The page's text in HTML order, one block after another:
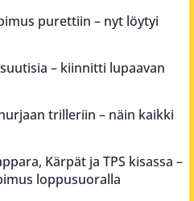
purettiin – nyt löytyi
– kiinnitti lupaavan
trilleriin – näin kaikki
Kärpät ja TPS kisassa –
loppusuoralla